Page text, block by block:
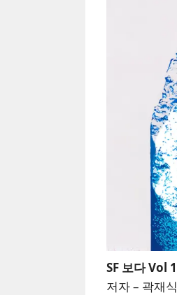
SF 보다 Vol
저자 – 곽재